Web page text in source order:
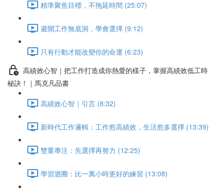
精準聚焦目標，不拖延時間 (25:07)
避開工作無底洞，學會選擇 (9:12)
只有行動才能改變你的命運 (6:23)
高績效心智｜把工作打造成你熱愛的樣子，掌握高績效低工時
秘訣！｜馬克凡品書
高績效心智｜引言 (8:32)
新時代工作邏輯：工作愈高績效，生活愈多選擇 (13:39)
雙重專注：先選擇再努力 (12:25)
學習迴圈：比一萬小時更好的練習 (13:08)